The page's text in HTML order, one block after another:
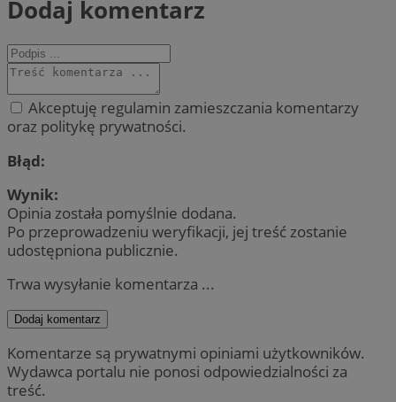
Dodaj komentarz
Akceptuję regulamin zamieszczania komentarzy
oraz politykę prywatności.
Błąd:
Wynik:
Opinia została pomyślnie dodana.
Po przeprowadzeniu weryfikacji, jej treść zostanie
udostępniona publicznie.
Trwa wysyłanie komentarza ...
Dodaj komentarz
Komentarze są prywatnymi opiniami użytkowników.
Wydawca portalu nie ponosi odpowiedzialności za
treść.